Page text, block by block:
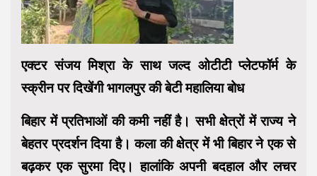
एक्टर संजय मिश्रा के साथ जल्द ओटीटी प्लेटफॉर्म के
स्क्रीन पर दिखेंगी भागलपुर की बेटी महालिया बोध
बिहार में प्रतिभाओं की कमी नहीं है। सभी क्षेत्रों में राज्य ने
बेहतर प्रदर्शन दिया है। कला की क्षेत्र में भी बिहार ने एक से
बढ़कर एक सुरमा दिए। हालांकि अपनी बदहाल और लचर